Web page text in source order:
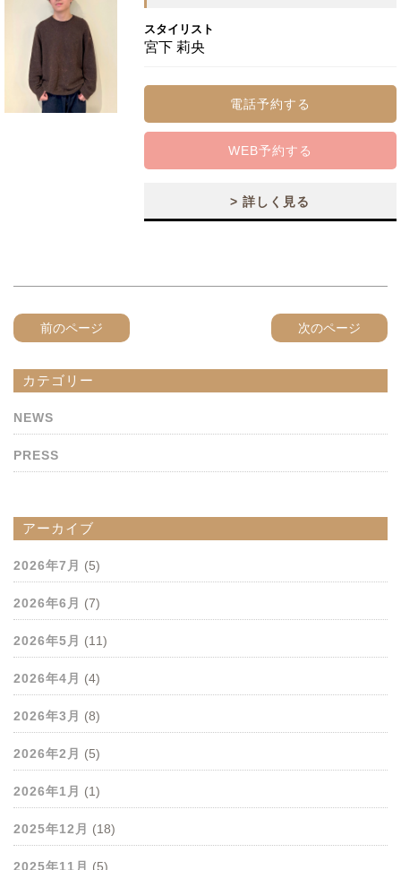
スタイリスト
宮下 莉央
電話予約する
WEB予約する
> 詳しく見る
前のページ 次のページ
カテゴリー
NEWS
PRESS
アーカイブ
2026年7月 (5)
2026年6月 (7)
2026年5月 (11)
2026年4月 (4)
2026年3月 (8)
2026年2月 (5)
2026年1月 (1)
2025年12月 (18)
2025年11月 (5)